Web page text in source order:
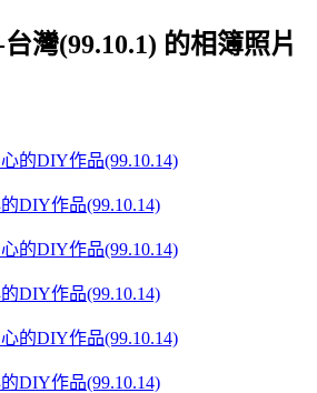
灣(99.10.1) 的相簿照片
DIY作品(99.10.14)
DIY作品(99.10.14)
DIY作品(99.10.14)